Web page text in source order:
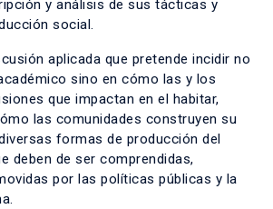
y análisis de sus tácticas y
social.
aplicada que pretende incidir no
sino en cómo las y los
que impactan en el habitar,
las comunidades construyen su
formas de producción del
deben de ser comprendidas,
por las políticas públicas y la